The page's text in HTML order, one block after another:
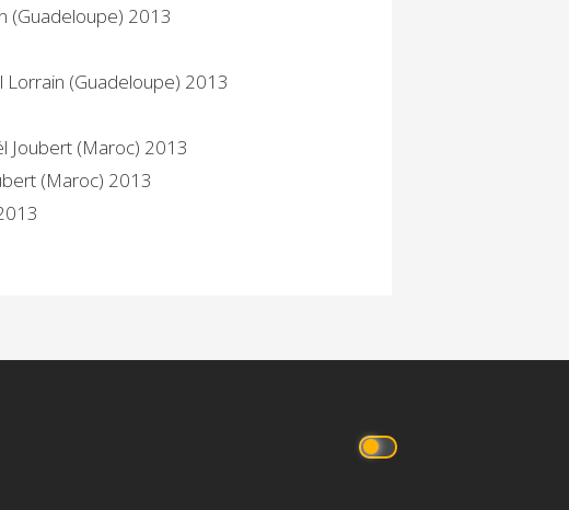
(Guadeloupe) 2013
Lorrain (Guadeloupe) 2013
Joubert (Maroc) 2013
(Maroc) 2013